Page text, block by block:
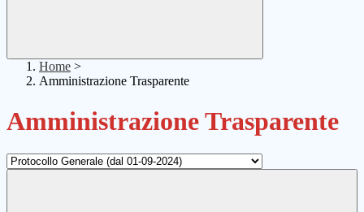
Home >
Amministrazione Trasparente
Amministrazione Trasparente